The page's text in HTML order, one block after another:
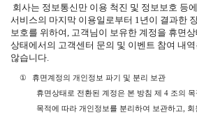
회사는 정보통신만 이용 척진 및 정보보호 등
서비스의 마지막 이용일로부터 1년이 결과한
보호를 위하여, 고객님이 보유한 계정을 휴면
상태에서의 고객센터 문의 및 이벤트 참여 내
않습니다.
①
휴면계정의 개인정보 파기 및 분리 보관
휴면상태로 전환된 계정은 본 방침 제 4 조의
목적에 따라 개인정보를 분리하여 보관하고
회